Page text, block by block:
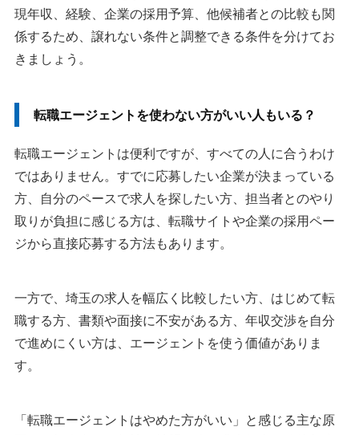
現年収、経験、企業の採用予算、他候補者との比較も関
係するため、譲れない条件と調整できる条件を分けてお
きましょう。
転職エージェントを使わない方がいい人もいる？
転職エージェントは便利ですが、すべての人に合うわけ
ではありません。すでに応募したい企業が決まっている
方、自分のペースで求人を探したい方、担当者とのやり
取りが負担に感じる方は、転職サイトや企業の採用ペー
ジから直接応募する方法もあります。
一方で、埼玉の求人を幅広く比較したい方、はじめて転
職する方、書類や面接に不安がある方、年収交渉を自分
で進めにくい方は、エージェントを使う価値がありま
す。
「転職エージェントはやめた方がいい」と感じる主な原